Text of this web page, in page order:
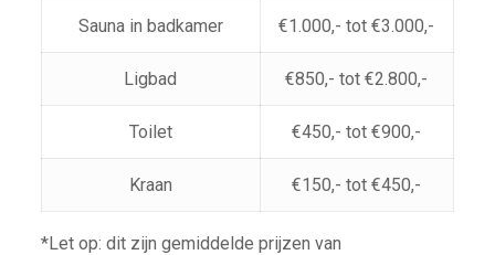
Sauna in badkamer €1.000,- tot €3.000,-
Ligbad €850,- tot €2.800,-
Toilet €450,- tot €900,-
Kraan €150,- tot €450,-
*Let op: dit zijn gemiddelde prijzen van